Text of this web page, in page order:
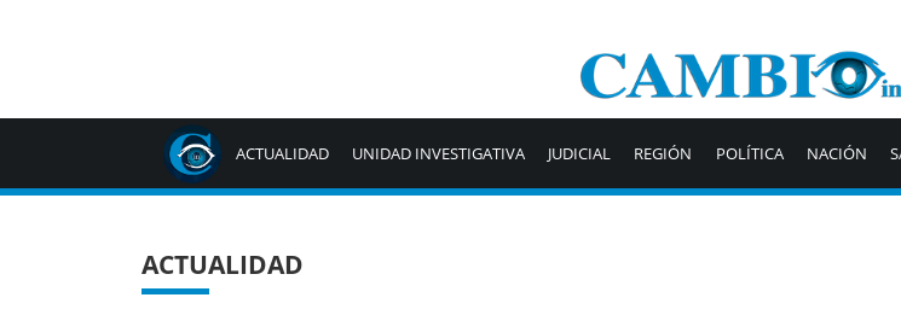
ACTUALIDAD UNIDAD INVESTIGATIVA JUDICIAL REGIÓN POLÍTICA NACIÓN
ACTUALIDAD